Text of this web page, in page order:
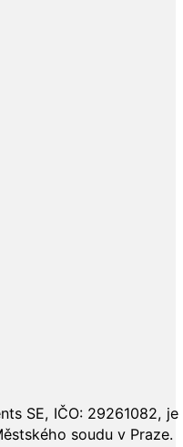
SE, IČO: 29261082,
soudu v Praze.